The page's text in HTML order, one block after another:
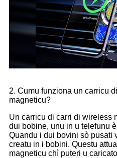
2. Cumu funziona un carricu
magneticu?
Un carricu di carri di wireless
dui bobine, unu in u telefunu
Quandu i dui bovini sò pusati
creatu in i bobini. Questu
magneticu chì puteri u